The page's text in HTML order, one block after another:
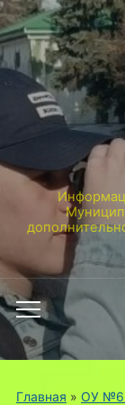
Переключить
мобильное
меню
Главная » ОУ